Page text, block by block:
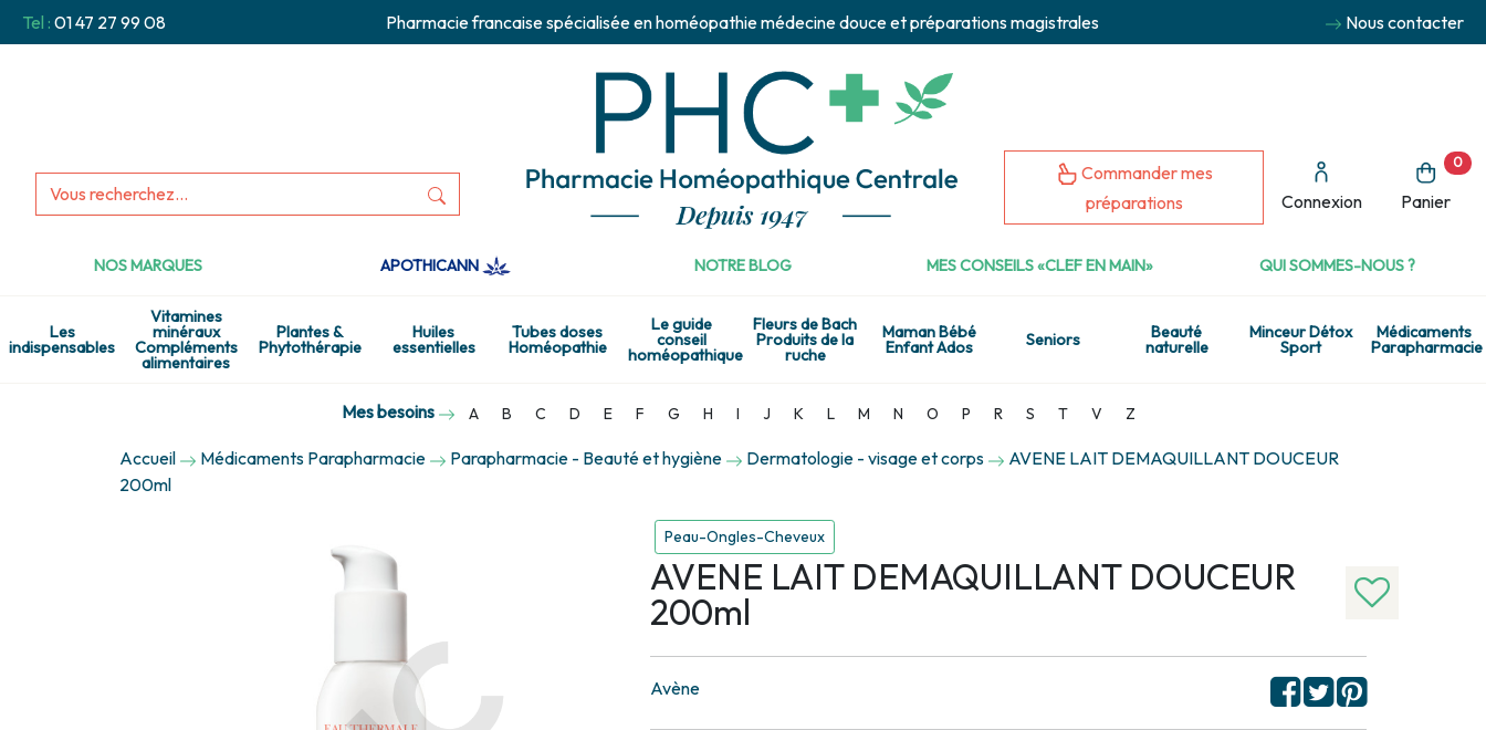
Tel : 01 47 27 99 08 Pharmacie francaise spécialisée en homéopathie médecine douce et préparations magistrales Nous contacter
Commander mes
préparations
Connexion Panier
0
NOS MARQUES APOTHICANN NOTRE BLOG MES CONSEILS «CLEF EN MAIN» QUI SOMMES-NOUS ?
Les
indispensables
Vitamines
minéraux
Compléments
alimentaires
Plantes &
Phytothérapie
Huiles
essentielles
Tubes doses
Homéopathie
Le guide
conseil
homéopathique
Fleurs de Bach
Produits de la
ruche
Maman Bébé
Enfant Ados Seniors Beauté
naturelle
Minceur Détox
Sport
Médicaments
Parapharmacie
Mes besoins A B C D E F G H I J K L M N O P R S T V Z
Accueil Médicaments Parapharmacie Parapharmacie - Beauté et hygiène Dermatologie - visage et corps
AVENE LAIT DEMAQUILLANT DOUCEUR
200ml
Peau-Ongles-Cheveux
AVENE LAIT DEMAQUILLANT DOUCEUR
200ml
Avène